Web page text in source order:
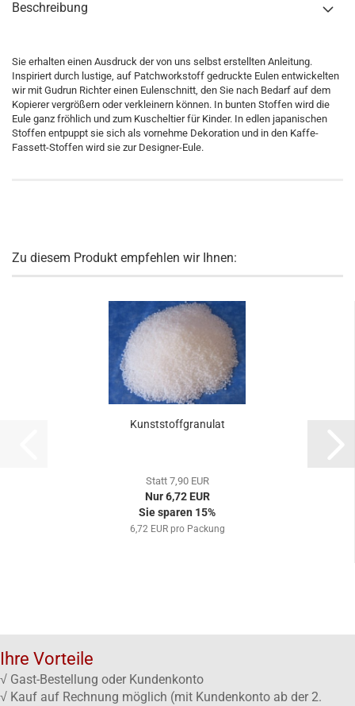
Beschreibung
Sie erhalten einen Ausdruck der von uns selbst erstellten Anleitung.
Inspiriert durch lustige, auf Patchworkstoff gedruckte Eulen entwickelten
wir mit Gudrun Richter einen Eulenschnitt, den Sie nach Bedarf auf dem
Kopierer vergrößern oder verkleinern können. In bunten Stoffen wird die
Eule ganz fröhlich und zum Kuscheltier für Kinder. In edlen japanischen
Stoffen entpuppt sie sich als vornehme Dekoration und in den Kaffe-
Fassett-Stoffen wird sie zur Designer-Eule.
Zu diesem Produkt empfehlen wir Ihnen:
Kunststoffgranulat
Statt 7,90 EUR
Nur 6,72 EUR
Sie sparen 15%
6,72 EUR pro Packung
Ihre Vorteile
√ Gast-Bestellung oder Kundenkonto
√ Kauf auf Rechnung möglich (mit Kundenkonto ab der 2.